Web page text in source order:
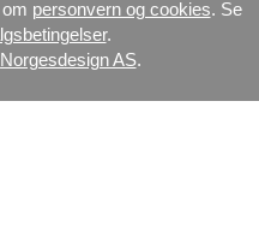
personvern og cookies. Se
.
Norgesdesign AS.